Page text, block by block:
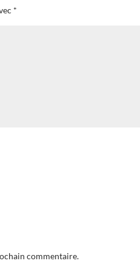
*
commentaire.